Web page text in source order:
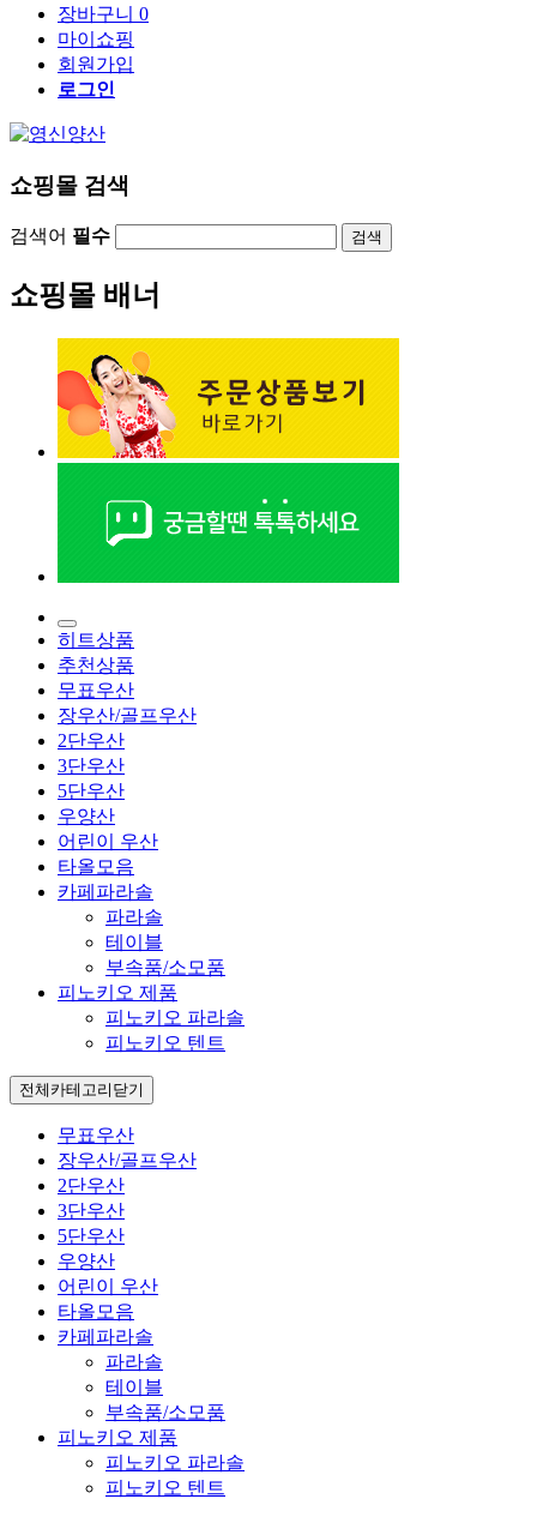
장바구니 0
마이쇼핑
회원가입
로그인
쇼핑몰 검색
검색어 필수 검색
쇼핑몰 배너
히트상품
추천상품
무표우산
장우산/골프우산
2단우산
3단우산
5단우산
우양산
어린이 우산
타올모음
카페파라솔
파라솔
테이블
부속품/소모품
피노키오 제품
피노키오 파라솔
피노키오 텐트
전체카테고리 닫기
무표우산
장우산/골프우산
2단우산
3단우산
5단우산
우양산
어린이 우산
타올모음
카페파라솔
파라솔
테이블
부속품/소모품
피노키오 제품
피노키오 파라솔
피노키오 텐트